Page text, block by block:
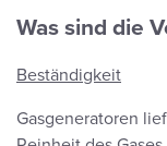
Was sind die
Beständigkeit
Gasgeneratoren